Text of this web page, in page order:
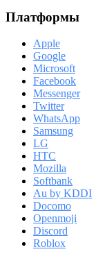
Платформы
Apple
Google
Microsoft
Facebook
Messenger
Twitter
WhatsApp
Samsung
LG
HTC
Mozilla
Softbank
Au by KDDI
Docomo
Openmoji
Discord
Roblox